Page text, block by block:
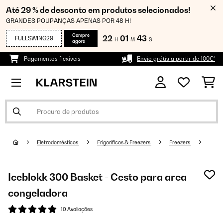
Até 29 % de desconto em produtos selecionados!
GRANDES POUPANÇAS APENAS POR 48 H!
FULLSWING29
Compre
agora
22 H 01 M 43 S
Pagamentos flexíveis Envio grátis a partir de 100€*
Eletrodomésticos Frigoríficos & Freezers Freezers
Iceblokk 300 Basket - Cesto para arca
congeladora
10 Avaliações